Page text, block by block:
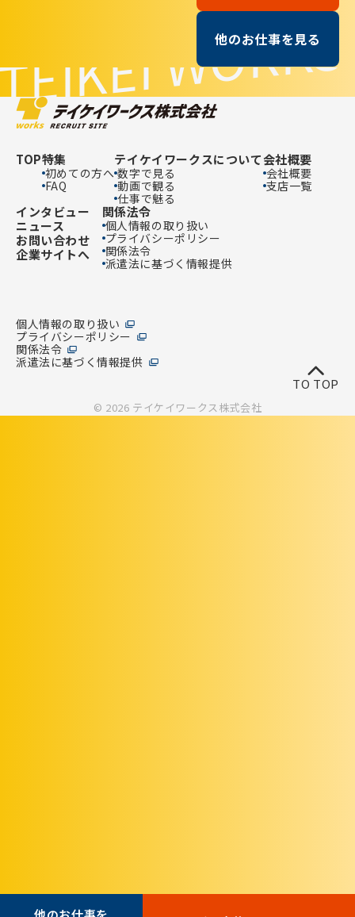
他のお仕事を見る
WORKS
TOP特集
初めての方へ
FAQ
テイケイワークスについて
数字で見る
動画で観る
仕事で魅る
会社概要
会社概要
支店一覧
インタビュー
ニュース
お問い合わせ
企業サイトへ
関係法令
個人情報の取り扱い
プライバシーポリシー
関係法令
派遣法に基づく情報提供
個人情報の取り扱い
プライバシーポリシー
関係法令
派遣法に基づく情報提供
TO TOP
© 2026 テイケイワークス株式会社